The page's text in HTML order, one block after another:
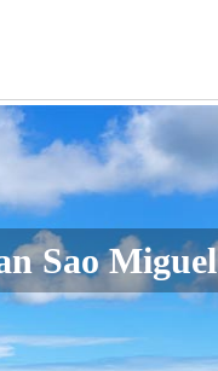
Sao Miguel